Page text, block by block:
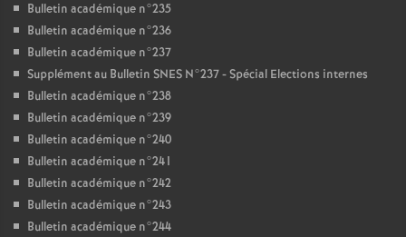
Bulletin académique n°235
Bulletin académique n°236
Bulletin académique n°237
Supplément au Bulletin SNES N°237 - Spécial Elections internes
Bulletin académique n°238
Bulletin académique n°239
Bulletin académique n°240
Bulletin académique n°241
Bulletin académique n°242
Bulletin académique n°243
Bulletin académique n°244